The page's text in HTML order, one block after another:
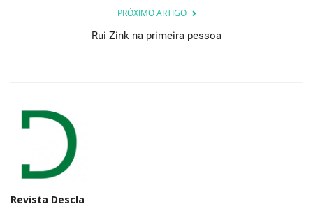
PRÓXIMO ARTIGO
Rui Zink na primeira pessoa
Revista Descla